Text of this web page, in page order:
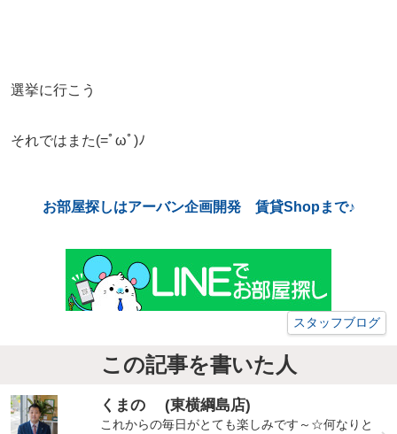
選挙に行こう
それではまた(=ﾟωﾟ)ﾉ
お部屋探しはアーバン企画開発 賃貸Shopまで♪
スタッフブログ
この記事を書いた人
くまの (東横綱島店)
これからの毎日がとても楽しみです～☆何なりと